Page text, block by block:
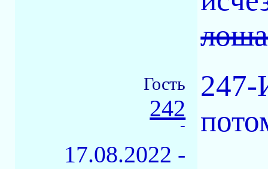
Гость
242
-
17.08.2022 -
247-